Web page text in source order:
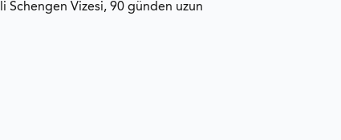
Schengen Vizesi, 90 günden uzun